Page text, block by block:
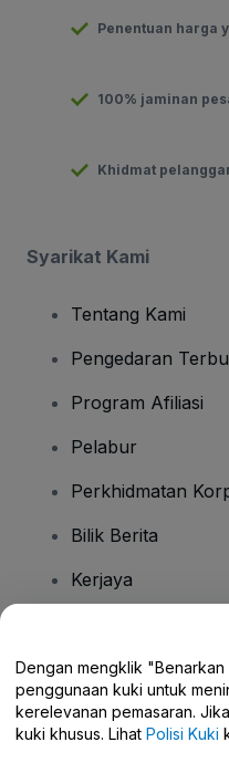
Penentuan harga
100% jaminan
Khidmat
Syarikat Kami
Tentang Kami
Pengedaran
Program Afiliasi
Pelabur
Perkhidmatan
Bilik Berita
Kerjaya
Pusat Bantuan /
Dengan mengklik
penggunaan kuki untuk
kerelevanan pemasaran.
kuki khusus. Lihat Polisi Kuki